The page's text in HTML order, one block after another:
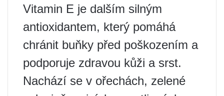
Vitamin E je dalším silným
antioxidantem, který pomáhá
chránit buňky před poškozením a
podporuje zdravou kůži a srst.
Nachází se v ořechách, zelené